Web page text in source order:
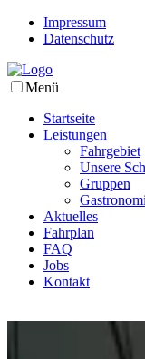
Impressum
Datenschutz
Menü
Startseite
Leistungen
Fahrgebiet
Unsere
Gruppen
Aktuelles
Fahrplan
FAQ
Jobs
Kontakt